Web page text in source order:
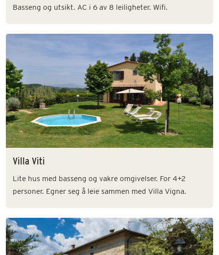
Basseng og utsikt. AC i 6 av 8 leiligheter. Wifi.
Villa Viti
Lite hus med basseng og vakre omgivelser. For 4+2
personer. Egner seg å leie sammen med Villa Vigna.